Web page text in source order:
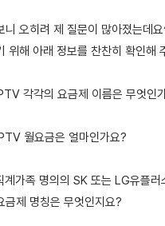
니 오히려 제 질문이 많아졌는데
위해 아래 정보를 찬찬히 확인해
각각의 요금제 이름은 무엇인
월요금은 얼마인가요?
가족 명의의 SK 또는 LG유플러
금제 명칭은 무엇인지요?